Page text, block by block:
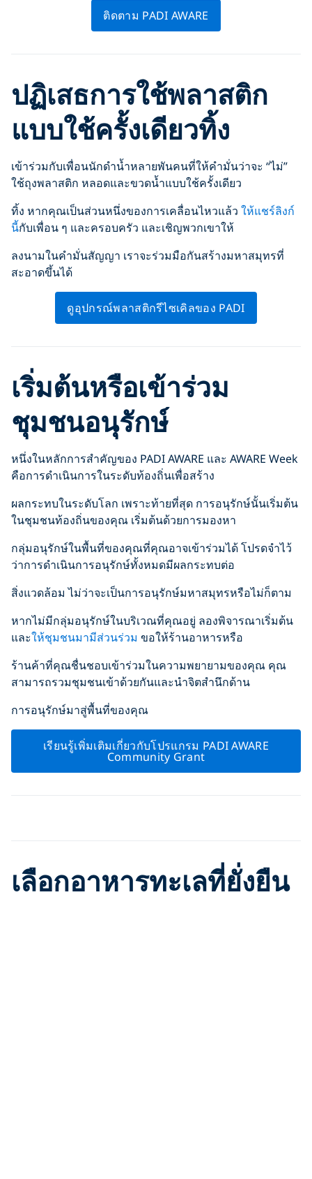
ติดตาม PADI AWARE
ปฏิเสธการใช้พลาสติก
แบบใช้ครั้งเดียวทิ้ง
เข้าร่วมกับเพื่อนนักดำน้ำหลายพันคนที่ให้คำมั่นว่าจะ “ไม่”
ใช้ถุงพลาสติก หลอดและขวดน้ำแบบใช้ครั้งเดียว
ทิ้ง หากคุณเป็นส่วนหนึ่งของการเคลื่อนไหวแล้ว ให้แชร์ลิงก์
นี้กับเพื่อน ๆ และครอบครัว และเชิญพวกเขาให้
ลงนามในคำมั่นสัญญา เราจะร่วมมือกันสร้างมหาสมุทรที่
สะอาดขึ้นได้
ดูอุปกรณ์พลาสติกรีไซเคิลของ PADI
เริ่มต้นหรือเข้าร่วม
ชุมชนอนุรักษ์
หนึ่งในหลักการสำคัญของ PADI AWARE และ AWARE Week
คือการดำเนินการในระดับท้องถิ่นเพื่อสร้าง
ผลกระทบในระดับโลก เพราะท้ายที่สุด การอนุรักษ์นั้นเริ่มต้น
ในชุมชนท้องถิ่นของคุณ เริ่มต้นด้วยการมองหา
กลุ่มอนุรักษ์ในพื้นที่ของคุณที่คุณอาจเข้าร่วมได้ โปรดจำไว้
ว่าการดำเนินการอนุรักษ์ทั้งหมดมีผลกระทบต่อ
สิ่งแวดล้อม ไม่ว่าจะเป็นการอนุรักษ์มหาสมุทรหรือไม่ก็ตาม
หากไม่มีกลุ่มอนุรักษ์ในบริเวณที่คุณอยู่ ลองพิจารณาเริ่มต้น
และให้ชุมชนมามีส่วนร่วม ขอให้ร้านอาหารหรือ
ร้านค้าที่คุณชื่นชอบเข้าร่วมในความพยายามของคุณ คุณ
สามารถรวมชุมชนเข้าด้วยกันและนำจิตสำนึกด้าน
การอนุรักษ์มาสู่พื้นที่ของคุณ
เรียนรู้เพิ่มเติมเกี่ยวกับโปรแกรม PADI AWARE
Community Grant
เลือกอาหารทะเลที่ยั่งยืน